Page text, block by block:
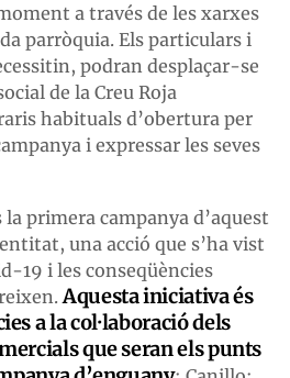
a través de les xarxes
parròquia. Els particulars i
podran desplaçar-se
de la Creu Roja
habituals d’obertura per
i expressar les seves
la primera campanya d’aquest
una acció que s’ha vist
19 i les conseqüències
Aquesta iniciativa és
a la col·laboració dels
que seran els punts